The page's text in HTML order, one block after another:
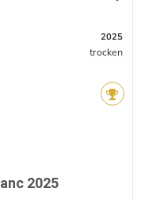
2025
trocken
2025